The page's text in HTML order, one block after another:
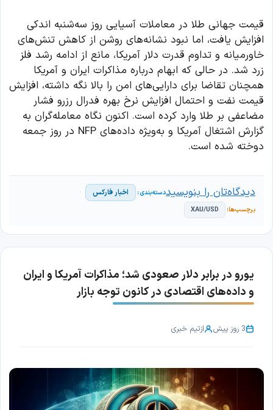
قیمت جهانی طلا در معاملات آسیایی روز سه‌شنبه اندکی
افزایش یافت، اما نبود نشانه‌های روشن از کاهش تنش‌های
خاورمیانه و تداوم قدرت دلار آمریکا، مانع از ادامه رشد فلز
زرد شد. در حالی که ابهام درباره مذاکرات ایران و آمریکا
همچنان تقاضا برای دارایی‌های امن را بالا نگه داشته، افزایش
قیمت نفت و احتمال افزایش نرخ بهره فدرال رزرو فشار
مضاعفی بر طلا وارد کرده است. اکنون نگاه معامله‌گران به
گزارش اشتغال آمریکا و به‌ویژه داده‌های NFP در روز جمعه
دوخته شده است.
اخبار فارکس
XAU/USD
دیدگاه‌تان را بنویسید
یورو در برابر دلار صعودی شد؛ مذاکرات آمریکا و ایران
و داده‌های اقتصادی در کانون توجه بازار
3 روز پیش ازتیم خبری